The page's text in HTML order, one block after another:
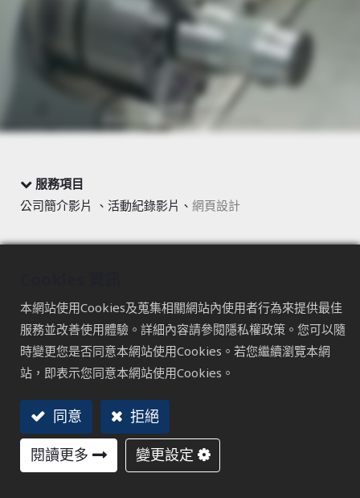
服務項目
公司簡介影片 、活動紀錄影片、 網頁設計
佳賀精機於1989年成立，專注於生產高精密的動力夾頭及空
油壓迴轉缸，並以自家品牌AUTOGRIP行銷全球，佳賀致力
於研發新產品，規劃客製化方案，投入大量資源以滿足客戶
透過展覽，展示研發產品技術，展現在行業中的專業和創新
能力；同時，也記錄了客戶對佳賀公司的肯定與見證，這些
記錄將彰顯與客戶之間的緊密合作，以及對產品品質和客戶
本網站使用Cookies及蒐集相關網站內使用者行為來提供最佳
服務並改善使用體驗。詳細內容請參閱隱私權政策。您可以隨
時變更您是否同意本網站使用Cookies。若您繼續瀏覽本網
站，即表示您同意本網站使用Cookies。
同意
拒絕
閱讀更多
變更設定